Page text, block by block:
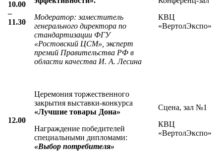
10.00
–
11.30
Модератор: заместитель
генерального директора по
стандартизации ФГУ
«Ростовский ЦСМ», эксперт
премий Правительства РФ в
области качества И. А. Лесина
КВЦ
«ВертолЭкспо»
12.00
Церемония торжественного
закрытия выставки-конкурса
«Лучшие товары Дона»
Награждение победителей
специальными дипломами:
«Выбор потребителя»
Сцена, зал №1
КВЦ
«ВертолЭкспо»